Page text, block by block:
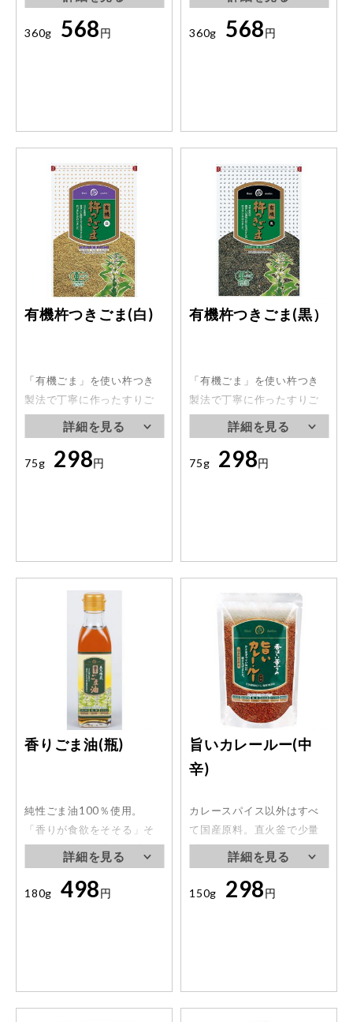
で飲めるコーヒーは他にな
360g 568円
で飲めるコーヒーは他にな
360g 568円
有機杵つきごま(白)
「有機ごま」を使い杵つき
製法で丁寧に作ったすりご
まです。ごまの粒を程よく
残しつつ、「ごま」本来の
甘みを最大限に引き出しま
75g 298円
有機杵つきごま(黒）
「有機ごま」を使い杵つき
製法で丁寧に作ったすりご
まです。ごまの粒を程よく
残しつつ、「ごま」本来の
甘みを最大限に引き出しま
75g 298円
香りごま油(瓶)
純性ごま油100％使用。
「香りが食欲をそそる」そ
んなごま油を目指し、濃厚
な香りにこだわりました。
炒め物はもちろん、料理の
180g 498円
旨いカレールー(中
辛)
カレースパイス以外はすべ
て国産原料。直火釜で少量
ずつじっくり仕上げまし
た。隠し味としてチャツネ
や、ヨーグルトでコクとま
150g 298円